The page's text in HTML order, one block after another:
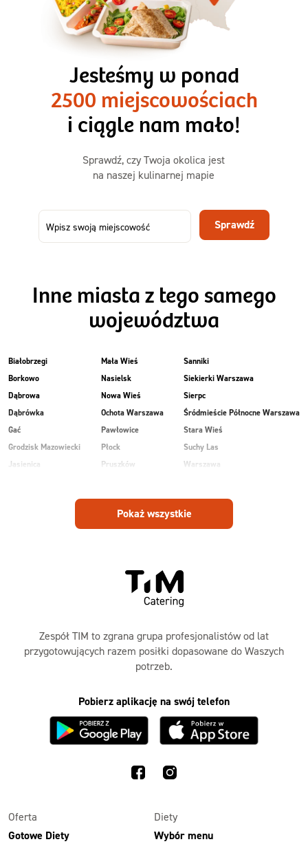
3 razy TAK
1500kcal - 2250kcal
3 sycące posiłki o większej objętości. Mniej dań,
ta sama wygoda!
50,31 zł
73,99
-32%
Menu
Jesteśmy w ponad
2500 miejscowościach
i ciągle nam mało!
Sprawdź, czy Twoja okolica jest
na naszej kulinarnej mapie
Sprawdź
Inne miasta z tego samego
województwa
Białobrzegi
Borkowo
Dąbrowa
Dąbrówka
Gać
Grodzisk Mazowiecki
Jasienica
Mała Wieś
Nasielsk
Nowa Wieś
Ochota Warszawa
Pawłowice
Płock
Pruszków
Radom
Ruda
Sanniki
Siekierki Warszawa
Sierpc
Śródmieście Północne Warszawa
Stara Wieś
Suchy Las
Warszawa
Wesoła
Zalesie
Pokaż wszystkie
Zespół TIM to zgrana grupa profesjonalistów od lat
przygotowujących razem posiłki dopasowane do Waszych
potrzeb.
Pobierz aplikację na swój telefon
Oferta
Gotowe Diety
Diety
Wybór menu